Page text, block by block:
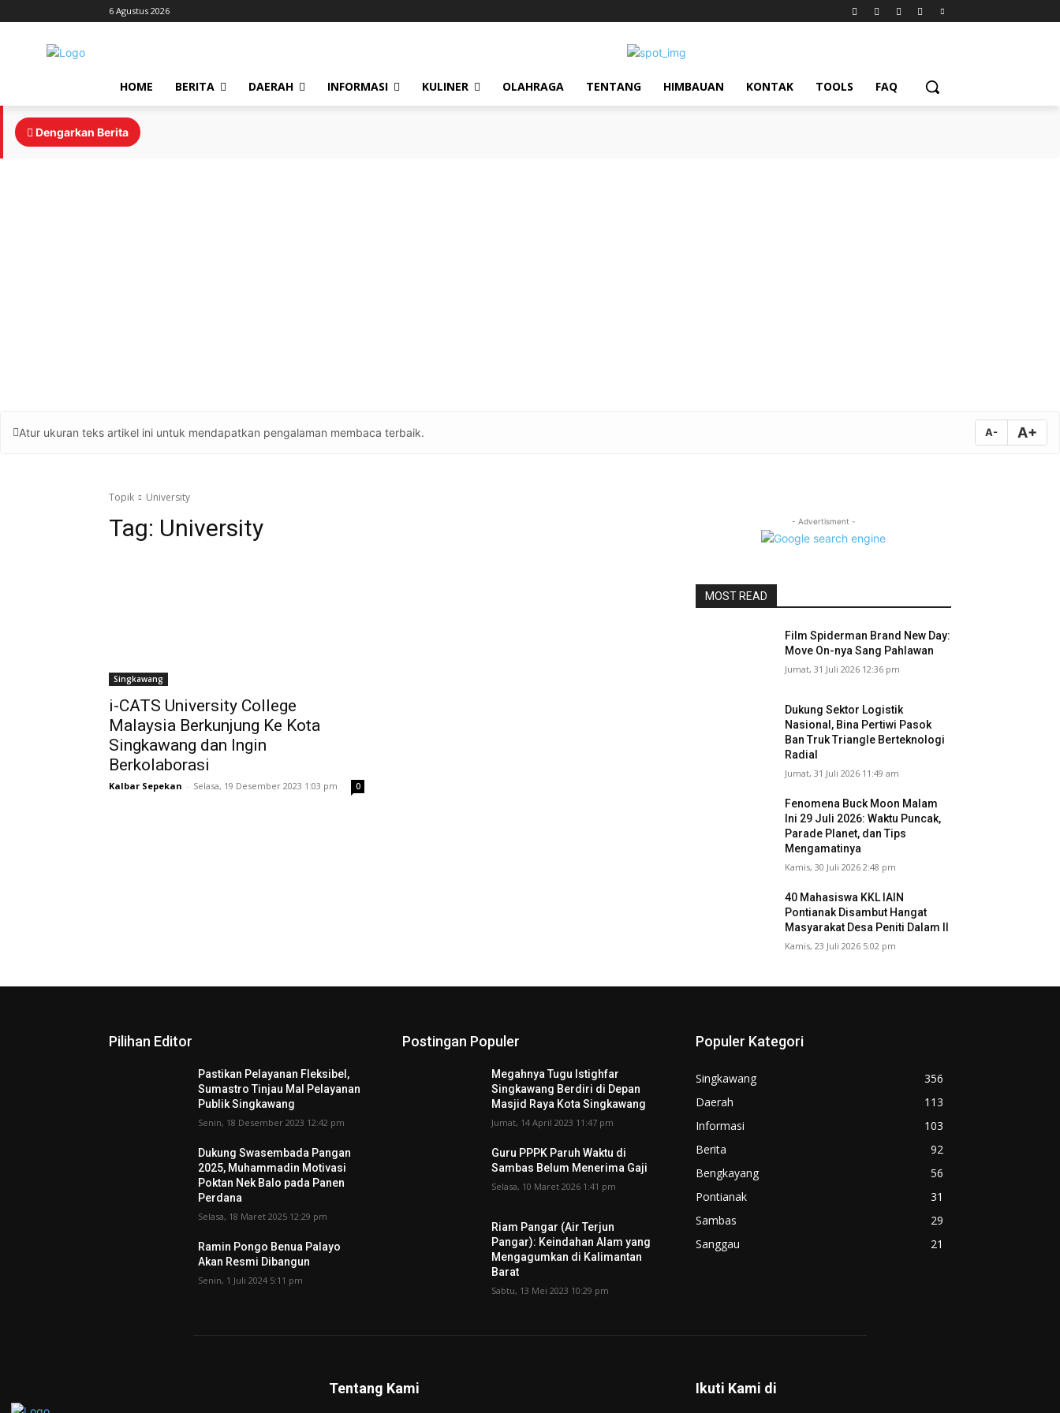
6 Agustus 2026
HOME BERITA DAERAH INFORMASI KULINER OLAHRAGA TENTANG HIMBAUAN KONTAK TOOLS FAQ
Dengarkan Berita
Atur ukuran teks artikel ini untuk mendapatkan pengalaman membaca terbaik. A- A+
Topik University
Tag: University
Singkawang
i-CATS University College
Malaysia Berkunjung Ke Kota
Singkawang dan Ingin
Berkolaborasi
Kalbar Sepekan - Selasa, 19 Desember 2023 1:03 pm 0
- Advertisment -
MOST READ
Film Spiderman Brand New Day:
Move On-nya Sang Pahlawan
Jumat, 31 Juli 2026 12:36 pm
Dukung Sektor Logistik
Nasional, Bina Pertiwi Pasok
Ban Truk Triangle Berteknologi
Radial
Jumat, 31 Juli 2026 11:49 am
Fenomena Buck Moon Malam
Ini 29 Juli 2026: Waktu Puncak,
Parade Planet, dan Tips
Mengamatinya
Kamis, 30 Juli 2026 2:48 pm
40 Mahasiswa KKL IAIN
Pontianak Disambut Hangat
Masyarakat Desa Peniti Dalam II
Kamis, 23 Juli 2026 5:02 pm
Pilihan Editor
Pastikan Pelayanan Fleksibel,
Sumastro Tinjau Mal Pelayanan
Publik Singkawang
Senin, 18 Desember 2023 12:42 pm
Dukung Swasembada Pangan
2025, Muhammadin Motivasi
Poktan Nek Balo pada Panen
Perdana
Selasa, 18 Maret 2025 12:29 pm
Ramin Pongo Benua Palayo
Akan Resmi Dibangun
Senin, 1 Juli 2024 5:11 pm
Postingan Populer
Megahnya Tugu Istighfar
Singkawang Berdiri di Depan
Masjid Raya Kota Singkawang
Jumat, 14 April 2023 11:47 pm
Guru PPPK Paruh Waktu di
Sambas Belum Menerima Gaji
Selasa, 10 Maret 2026 1:41 pm
Riam Pangar (Air Terjun
Pangar): Keindahan Alam yang
Mengagumkan di Kalimantan
Barat
Sabtu, 13 Mei 2023 10:29 pm
Populer Kategori
Singkawang
356
Daerah
113
Informasi
103
Berita
92
Bengkayang
56
Pontianak
31
Sambas
29
Sanggau
21
Tentang Kami Ikuti Kami di